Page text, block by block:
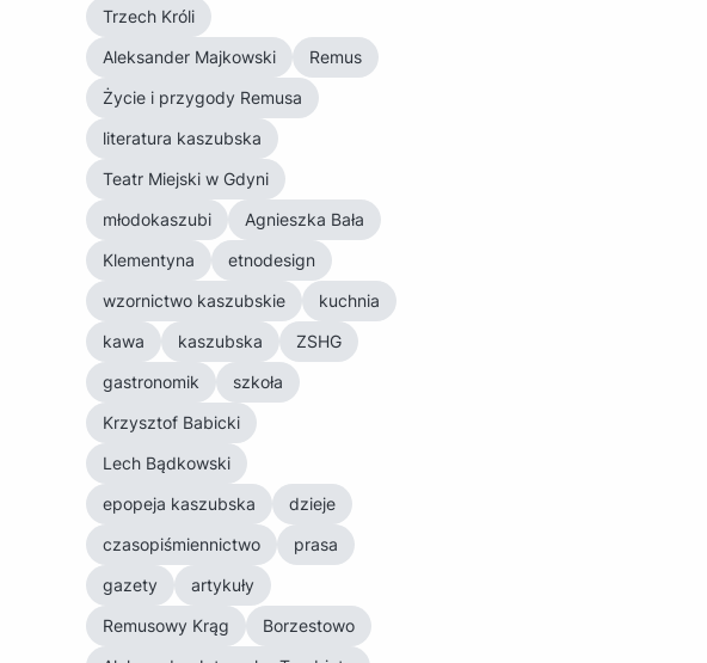
Trzech Króli
Aleksander Majkowski
Remus
Życie i przygody Remusa
literatura kaszubska
Teatr Miejski w Gdyni
młodokaszubi
Agnieszka Bała
Klementyna
etnodesign
wzornictwo kaszubskie
kuchnia
kawa
kaszubska
ZSHG
gastronomik
szkoła
Krzysztof Babicki
Lech Bądkowski
epopeja kaszubska
dzieje
czasopiśmiennictwo
prasa
gazety
artykuły
Remusowy Krąg
Borzestowo